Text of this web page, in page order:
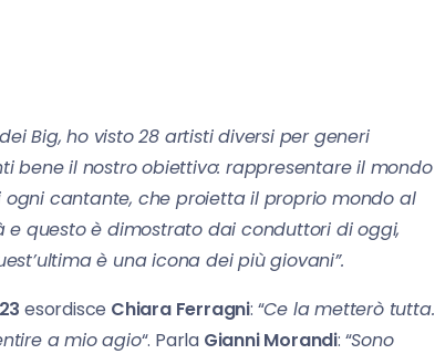
Big, ho visto 28 artisti diversi per generi
bene il nostro obiettivo: rappresentare il mondo
cantante, che proietta il proprio mondo al
e questo è dimostrato dai conduttori di oggi,
è una icona dei più giovani”.
esordisce Chiara Ferragni: “Ce la metterò tutta.
a mio agio“. Parla Gianni Morandi: “Sono